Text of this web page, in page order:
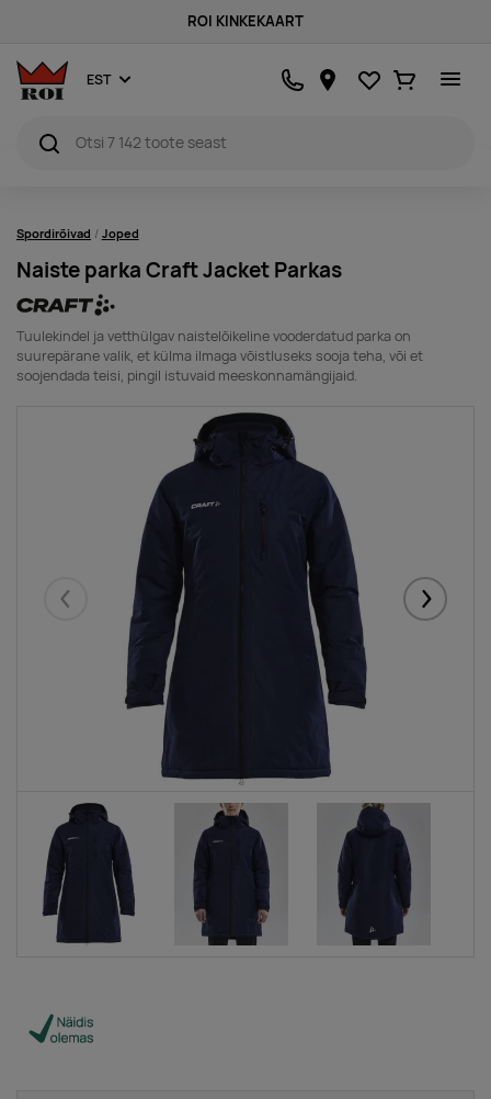
ROI KINKEKAART
EST Lemmikud
Ostukorv
Spordirõivad Joped
Naiste parka Craft Jacket Parkas
Tuulekindel ja vetthülgav naistelõikeline vooderdatud parka on
suurepärane valik, et külma ilmaga võistluseks sooja teha, või et
soojendada teisi, pingil istuvaid meeskonnamängijaid.
Eelmised